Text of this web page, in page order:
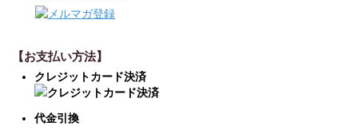
【お支払い方法】
クレジットカード決済
代金引換